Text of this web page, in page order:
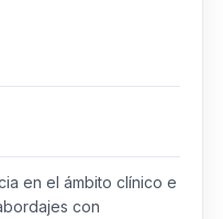
en el ámbito clínico e
con